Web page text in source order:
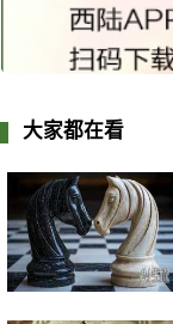
大家都在看